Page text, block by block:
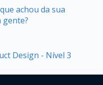
achou da sua
gente?
Design - Nível 3